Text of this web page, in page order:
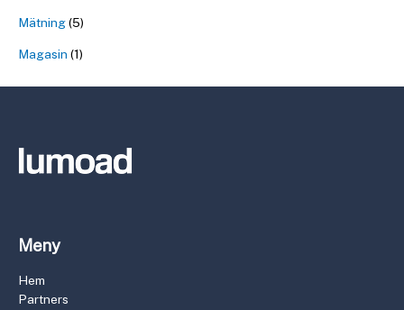
Mätning(5)
Magasin (1)
Meny
Hem
Partners